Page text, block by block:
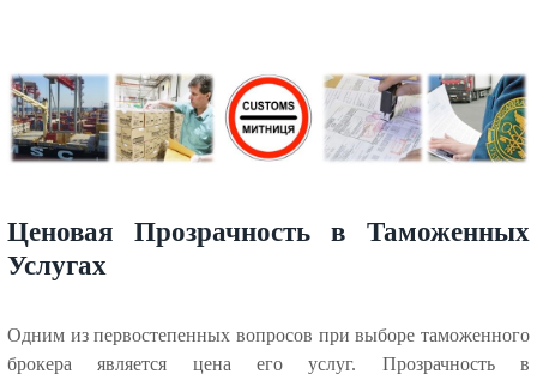
Ценовая Прозрачность в Таможенных
Услугах
Одним из первостепенных вопросов при выборе таможенного
брокера является цена его услуг. Прозрачность в